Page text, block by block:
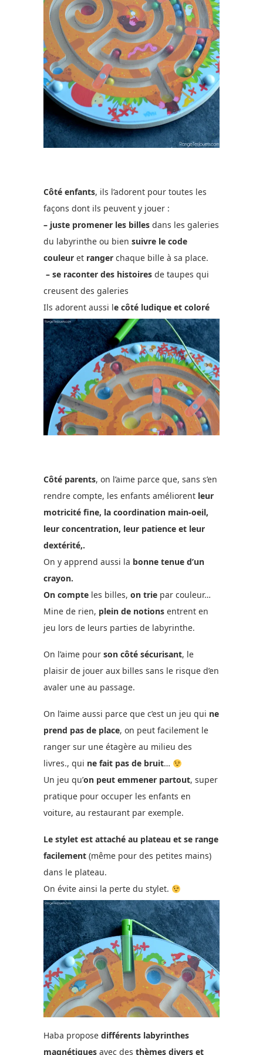
Côté enfants, ils l’adorent pour toutes les
façons dont ils peuvent y jouer :
– juste promener les billes dans les galeries
du labyrinthe ou bien suivre le code
couleur et ranger chaque bille à sa place.
– se raconter des histoires de taupes qui
creusent des galeries
Ils adorent aussi le côté ludique et coloré
Côté parents, on l’aime parce que, sans s’en
rendre compte, les enfants améliorent leur
motricité fine, la coordination main-oeil,
leur concentration, leur patience et leur
dextérité,.
On y apprend aussi la bonne tenue d’un
crayon.
On compte les billes, on trie par couleur…
Mine de rien, plein de notions entrent en
jeu lors de leurs parties de labyrinthe.
On l’aime pour son côté sécurisant, le
plaisir de jouer aux billes sans le risque d’en
avaler une au passage.
On l’aime aussi parce que c’est un jeu qui ne
prend pas de place, on peut facilement le
ranger sur une étagère au milieu des
livres., qui ne fait pas de bruit…
Un jeu qu’on peut emmener partout, super
pratique pour occuper les enfants en
voiture, au restaurant par exemple.
Le stylet est attaché au plateau et se range
facilement (même pour des petites mains)
dans le plateau.
On évite ainsi la perte du stylet.
Haba propose différents labyrinthes
magnétiques avec des thèmes divers et